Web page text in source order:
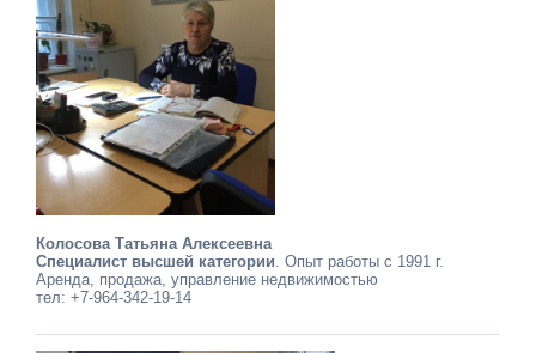
Колосова Татьяна Алексеевна
Специалист высшей категории . Опыт работы с 1991 г.
Аренда, продажа, управление недвижимостью
тел: +7-964-342-19-14